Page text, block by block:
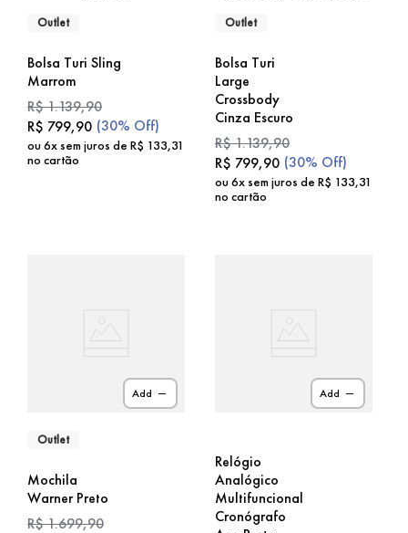
Outlet
Bolsa Turi Sling
Marrom
R$1.139,90
R$ 799,90 (30% Off)
ou6x sem juros de R$ 133,31
no cartão
Outlet
Bolsa Turi
Large
Crossbody
Cinza Escuro
R$1.139,90
R$ 799,90 (30% Off)
ou6x sem juros de R$ 133,31
no cartão
Add
Outlet
Mochila
Warner Preto
R$1.699,90
Add
Relógio
Analógico
Multifuncional
Cronógrafo